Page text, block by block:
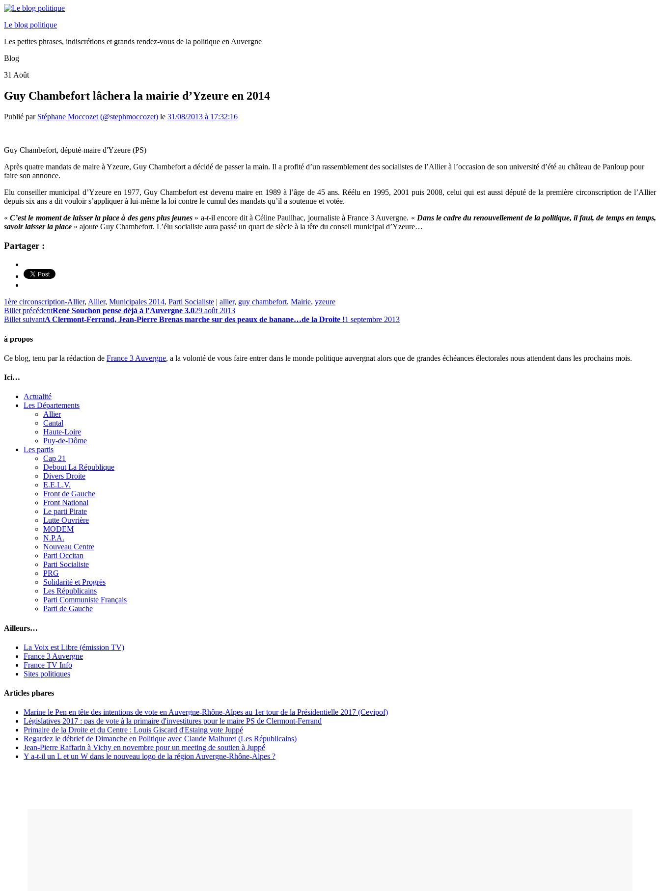
Le blog politique
Les petites phrases, indiscrétions et grands rendez-vous de la politique en Auvergne
Blog
31 Août
Guy Chambefort lâchera la mairie d’Yzeure en 2014
Publié par Stéphane Moccozet (@stephmoccozet) le 31/08/2013 à 17:32:16
Guy Chambefort, député-maire d'Yzeure (PS)
Après quatre mandats de maire à Yzeure, Guy Chambefort a décidé de passer la main. Il a profité d’un rassemblement des socialistes de l’Allier à l’occasion de son université d’été au château de Panloup pour
faire son annonce.
Elu conseiller municipal d’Yzeure en 1977, Guy Chambefort est devenu maire en 1989 à l’âge de 45 ans. Réélu en 1995, 2001 puis 2008, celui qui est aussi député de la première circonscription de l’Allier
depuis six ans a dit vouloir s’appliquer à lui-même la loi contre le cumul des mandats qu’il a soutenue et votée.
«C’est le moment de laisser la place à des gens plus jeunes » a-t-il encore dit à Céline Pauilhac, journaliste à France 3 Auvergne. « Dans le cadre du renouvellement de la politique, il faut, de temps en temps,
savoir laisser la place » ajoute Guy Chambefort. L’élu socialiste aura passé un quart de siècle à la tête du conseil municipal d’Yzeure…
Partager :
1ère circonscription-Allier, Allier, Municipales 2014, Parti Socialiste | allier, guy chambefort, Mairie, yzeure
Billet précédentRené Souchon pense déjà à l’Auvergne 3.029 août 2013
Billet suivantA Clermont-Ferrand, Jean-Pierre Brenas marche sur des peaux de banane…de la Droite !1 septembre 2013
à propos
Ce blog, tenu par la rédaction de France 3 Auvergne, a la volonté de vous faire entrer dans le monde politique auvergnat alors que de grandes échéances électorales nous attendent dans les prochains mois.
Ici…
Actualité
Les Départements
Allier
Cantal
Haute-Loire
Puy-de-Dôme
Les partis
Cap 21
Debout La République
Divers Droite
E.E.L.V.
Front de Gauche
Front National
Le parti Pirate
Lutte Ouvrière
MODEM
N.P.A.
Nouveau Centre
Parti Occitan
Parti Socialiste
PRG
Solidarité et Progrès
Les Républicains
Parti Communiste Français
Parti de Gauche
Ailleurs…
La Voix est Libre (émission TV)
France 3 Auvergne
France TV Info
Sites politiques
Articles phares
Marine le Pen en tête des intentions de vote en Auvergne-Rhône-Alpes au 1er tour de la Présidentielle 2017 (Cevipof)
Législatives 2017 : pas de vote à la primaire d'investitures pour le maire PS de Clermont-Ferrand
Primaire de la Droite et du Centre : Louis Giscard d'Estaing vote Juppé
Regardez le débrief de Dimanche en Politique avec Claude Malhuret (Les Républicains)
Jean-Pierre Raffarin à Vichy en novembre pour un meeting de soutien à Juppé
Y a-t-il un L et un W dans le nouveau logo de la région Auvergne-Rhône-Alpes ?